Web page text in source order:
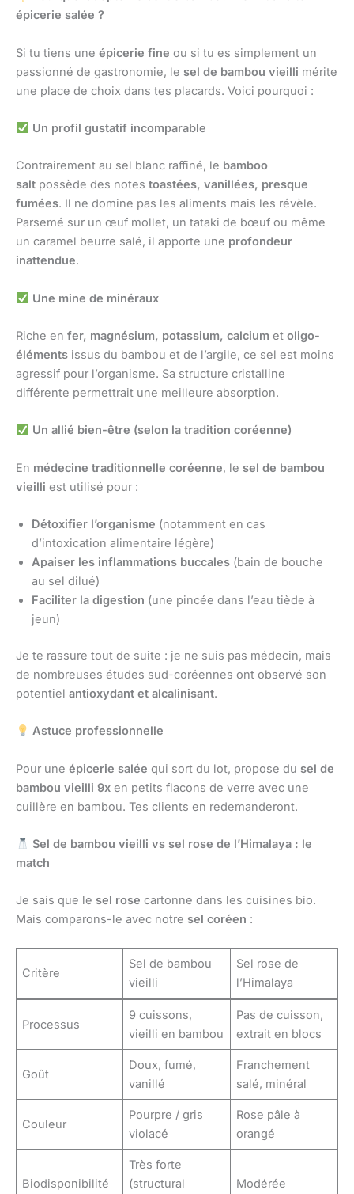
épicerie salée ?
Si tu tiens une épicerie fine ou si tu es simplement un
passionné de gastronomie, le sel de bambou vieilli mérite
une place de choix dans tes placards. Voici pourquoi :
Un profil gustatif incomparable
Contrairement au sel blanc raffiné, le bamboo
salt possède des notes toastées, vanillées, presque
fumées. Il ne domine pas les aliments mais les révèle.
Parsemé sur un œuf mollet, un tataki de bœuf ou même
un caramel beurre salé, il apporte une profondeur
inattendue.
Une mine de minéraux
Riche en fer, magnésium, potassium, calcium et oligo-
éléments issus du bambou et de l’argile, ce sel est moins
agressif pour l’organisme. Sa structure cristalline
différente permettrait une meilleure absorption.
Un allié bien-être (selon la tradition coréenne)
En médecine traditionnelle coréenne, le sel de bambou
vieilli est utilisé pour :
Détoxifier l’organisme (notamment en cas
d’intoxication alimentaire légère)
Apaiser les inflammations buccales (bain de bouche
au sel dilué)
Faciliter la digestion (une pincée dans l’eau tiède à
jeun)
Je te rassure tout de suite : je ne suis pas médecin, mais
de nombreuses études sud-coréennes ont observé son
potentiel antioxydant et alcalinisant.
Astuce professionnelle
Pour une épicerie salée qui sort du lot, propose du sel de
bambou vieilli 9x en petits flacons de verre avec une
cuillère en bambou. Tes clients en redemanderont.
Sel de bambou vieilli vs sel rose de l’Himalaya : le
match
Je sais que le sel rose cartonne dans les cuisines bio.
Mais comparons-le avec notre sel coréen :
Critère
Sel de bambou
vieilli
Sel rose de
l’Himalaya
Processus
9 cuissons,
vieilli en bambou
Pas de cuisson,
extrait en blocs
Goût
Doux, fumé,
vanillé
Franchement
salé, minéral
Couleur
Pourpre / gris
violacé
Rose pâle à
orangé
Biodisponibilité
Très forte
(structural
Modérée